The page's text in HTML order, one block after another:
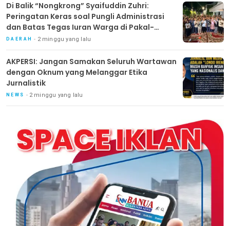
Di Balik “Nongkrong” Syaifuddin Zuhri:
Peringatan Keras soal Pungli Administrasi
dan Batas Tegas Iuran Warga di Pakal-
Benowo
DAERAH 2 minggu yang lalu
AKPERSI: Jangan Samakan Seluruh Wartawan
dengan Oknum yang Melanggar Etika
Jurnalistik
NEWS 2 minggu yang lalu